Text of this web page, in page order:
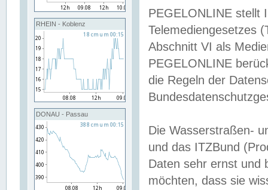
RHEIN - Koblenz
DONAU - Passau
PEGELONLINE stellt
Telemediengesetzes
Abschnitt VI als
PEGELONLINE
die Regeln der
Die Wasserstraßen-
und das ITZBund
Daten sehr ernst und
möchten, dass sie